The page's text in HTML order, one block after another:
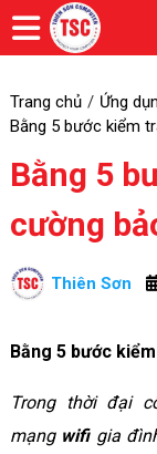
Trang chủ
Ứng
Bằng 5 bước kiểm
Bằng 5
cường
Thiên Sơn
Bằng 5 bước
Trong thời đại
mạng wifigia